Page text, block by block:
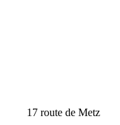
17 route de Metz